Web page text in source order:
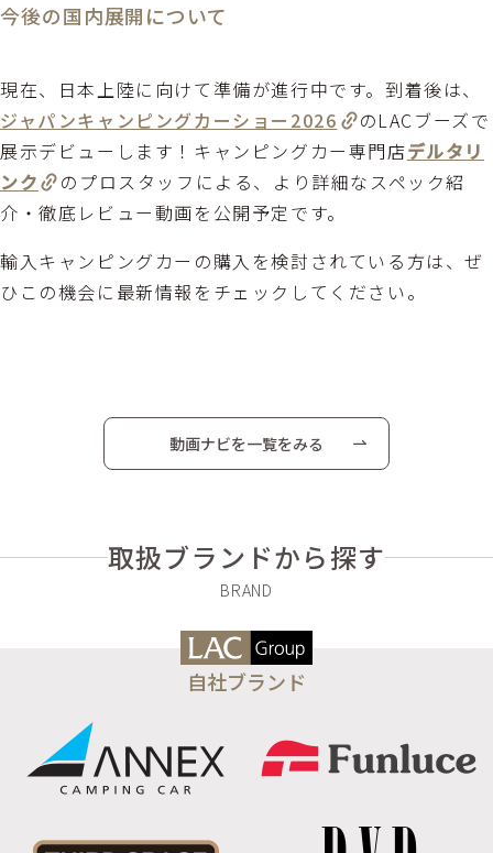
今後の国内展開について
現在、日本上陸に向けて準備が進行中です。到着後は、
ジャパンキャンピングカーショー2026
のLACブーズで
展示デビューします！キャンピングカー専門店デルタリ
ンク
のプロスタッフによる、より詳細なスペック紹
介・徹底レビュー動画を公開予定です。
輸入キャンピングカーの購入を検討されている方は、ぜ
ひこの機会に最新情報をチェックしてください。
動画ナビを一覧をみる
取扱ブランドから探す
自社ブランド